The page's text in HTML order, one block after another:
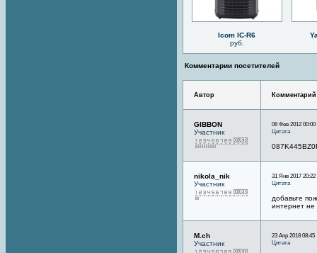
Icom IC-R6
руб.
Комментарии посетителей
Автор Комментарий
GIBBON
Участник
06 Фев 2012 00:00
Цитата
nikola_nik
Участник
31 Янв 2017 20:22
Цитата
добавьте
интернет не
M.ch
Участник
23 Апр 2018 08:45
Цитата